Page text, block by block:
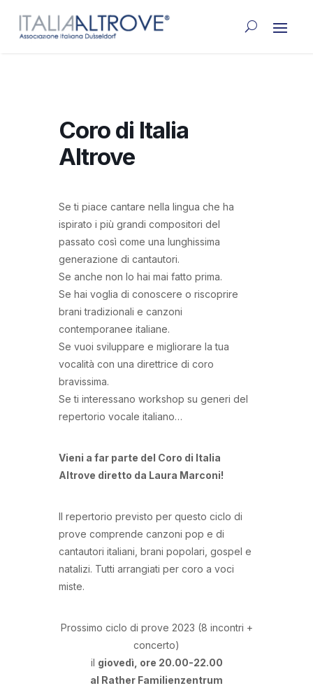
Coro di Italia
Altrove
Se ti piace cantare nella lingua che ha
ispirato i più grandi compositori del
passato così come una lunghissima
generazione di cantautori.
Se anche non lo hai mai fatto prima.
Se hai voglia di conoscere o riscoprire
brani tradizionali e canzoni
contemporanee italiane.
Se vuoi sviluppare e migliorare la tua
vocalità con una direttrice di coro
bravissima.
Se ti interessano workshop su generi del
repertorio vocale italiano…
Vieni a far parte del Coro di Italia
Altrove diretto da Laura Marconi!
Il repertorio previsto per questo ciclo di
prove comprende canzoni pop e di
cantautori italiani, brani popolari, gospel e
natalizi. Tutti arrangiati per coro a voci
miste.
Prossimo ciclo di prove 2023 (8 incontri +
concerto)
il giovedì, ore 20.00-22.00
al Rather Familienzentrum